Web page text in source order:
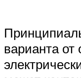
варианта от